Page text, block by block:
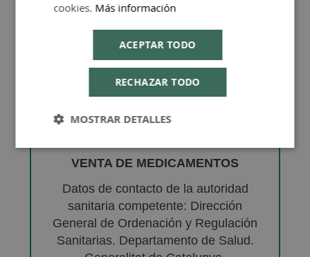
VENTA DE MEDICAMENTOS
Datos de contacto de la autoridad
sanitaria competente: Dirección
General de Ordenación y Regulación
Sanitarias. Departamento de Salud.
cookies. Más información
ACEPTAR TODO
RECHAZAR TODO
MOSTRAR DETALLES